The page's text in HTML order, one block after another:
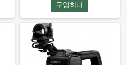
구입하다